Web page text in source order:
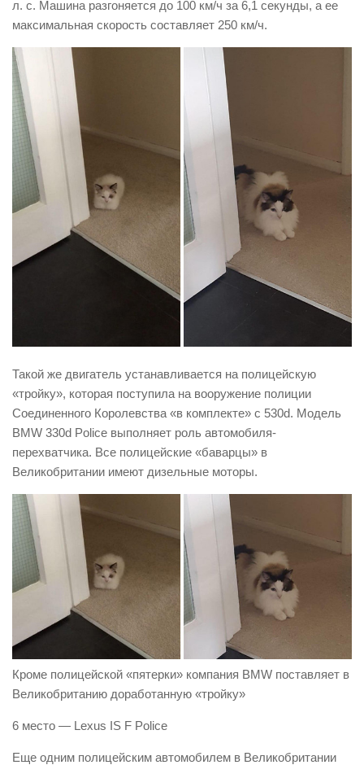
л. с. Машина разгоняется до 100 км/ч за 6,1 секунды, а ее
максимальная скорость составляет 250 км/ч.
Такой же двигатель устанавливается на полицейскую
«тройку», которая поступила на вооружение полиции
Соединенного Королевства «в комплекте» с 530d. Модель
BMW 330d Police выполняет роль автомобиля-
перехватчика. Все полицейские «баварцы» в
Великобритании имеют дизельные моторы.
Кроме полицейской «пятерки» компания BMW поставляет в
Великобританию доработанную «тройку»
6 место — Lexus IS F Police
Еще одним полицейским автомобилем в Великобритании